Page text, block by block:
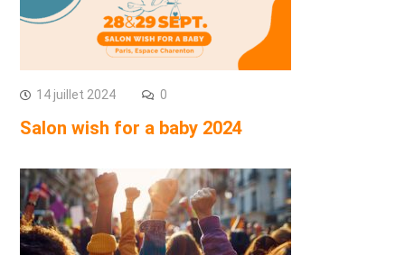
14 juillet 2024 0
Salon wish for a baby 2024